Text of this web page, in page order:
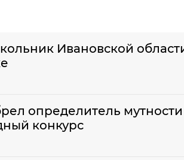
Ивановской
определитель
конкурс